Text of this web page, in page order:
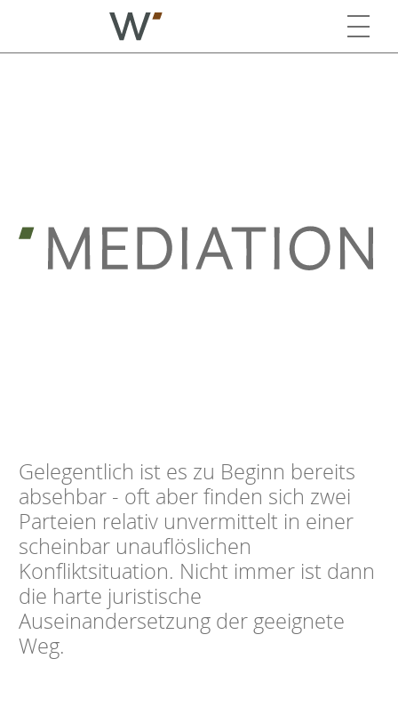
Gelegentlich ist es zu Beginn bereits
absehbar - oft aber finden sich zwei
Parteien relativ unvermittelt in einer
scheinbar unauflöslichen
Konfliktsituation. Nicht immer ist dann
die harte juristische
Auseinandersetzung der geeignete
Weg.